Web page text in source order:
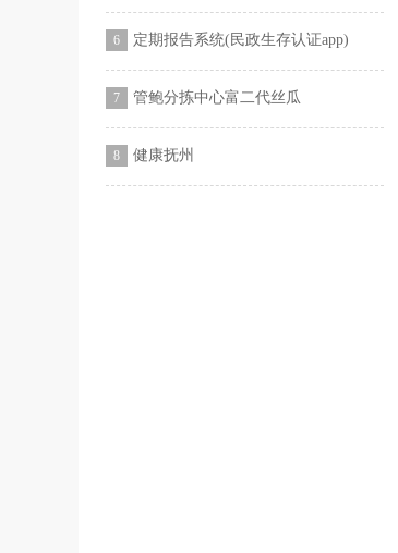
6 定期报告系统(民政生存认证app)
7 管鲍分拣中心富二代丝瓜
8 健康抚州